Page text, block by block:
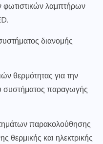
λαμπτήρων
διανομής
θερμότητας για την
συστήματος παραγωγής
παρακολούθησης
θερμικής και ηλεκτρικής